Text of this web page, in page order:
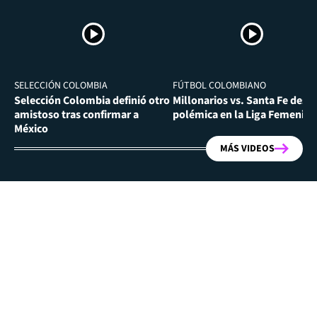
SELECCIÓN COLOMBIA
Selección Colombia definió otro
amistoso tras confirmar a
México
FÚTBOL COLOMBIANO
Millonarios vs. Santa Fe
polémica en la Liga Femenina
MÁS VIDEOS